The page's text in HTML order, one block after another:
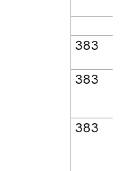
383
383
383